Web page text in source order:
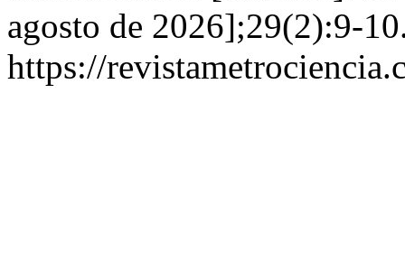
agosto de 2026];29(2):9-
https://